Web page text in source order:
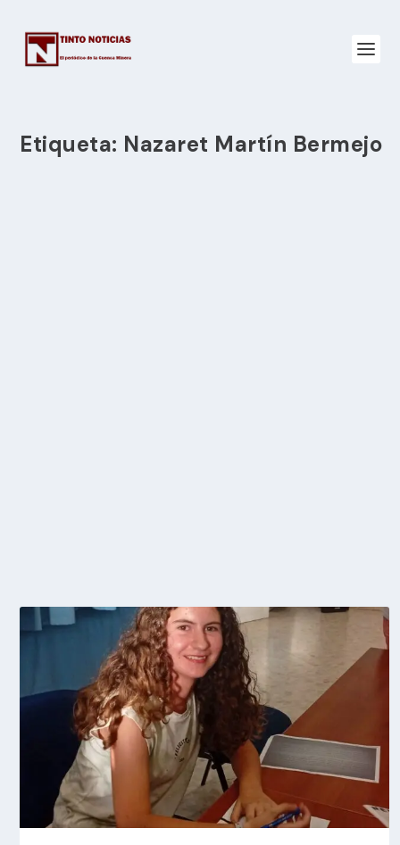
Etiqueta: Nazaret Martín Bermejo